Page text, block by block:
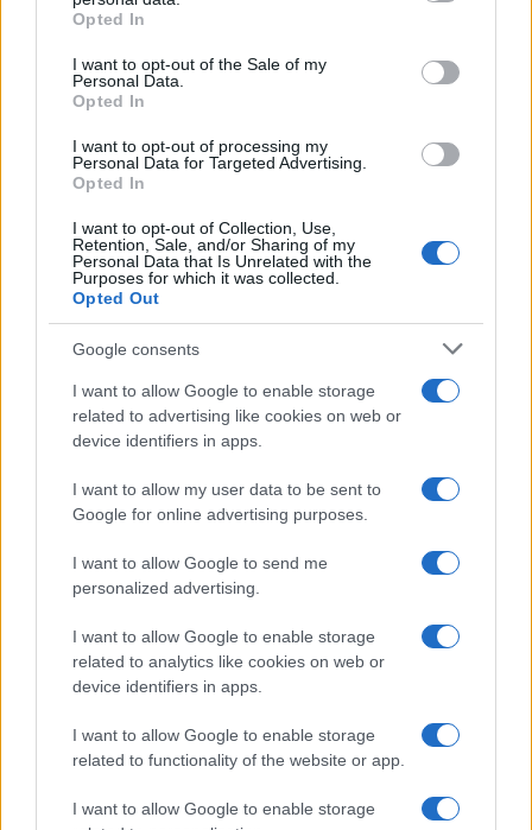
grant or deny consent to Google and its third-party tags to
use your data for below specified purposes in below Google
consent section.
Opted In
I want to opt-out of the Sale of my
Personal Data.
Opted In
I want to opt-out of processing my
Personal Data for Targeted Advertising.
Opted In
I want to opt-out of Collection, Use,
Retention, Sale, and/or Sharing of my
Personal Data that Is Unrelated with the
Purposes for which it was collected.
Opted Out
Google consents
I want to allow Google to enable storage
related to advertising like cookies on web or
device identifiers in apps.
I want to allow my user data to be sent to
Google for online advertising purposes.
I want to allow Google to send me
personalized advertising.
I want to allow Google to enable storage
related to analytics like cookies on web or
device identifiers in apps.
I want to allow Google to enable storage
related to functionality of the website or app.
I want to allow Google to enable storage
startups, esto significa que el enfoque en el
product-market fity la sostenibilidad del negocio es
clave, pero también deben estar atentos a cómo las
tendencias emergentes pueden afectar su
mercado.
La colaboración entre entidades públicas y privadas
podría ser la solución. Al igual que en el mundo de
las startups, donde el networking y las alianzas son
fundamentales para el crecimiento, las agencias de